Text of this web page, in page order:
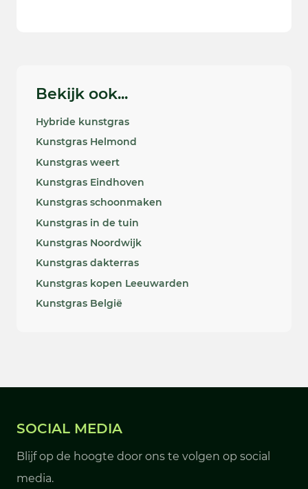
Bekijk ook...
Hybride kunstgras
Kunstgras Helmond
Kunstgras weert
Kunstgras Eindhoven
Kunstgras schoonmaken
Kunstgras in de tuin
Kunstgras Noordwijk
Kunstgras dakterras
Kunstgras kopen Leeuwarden
Kunstgras België
SOCIAL MEDIA
Blijf op de hoogte door ons te volgen op social
media.